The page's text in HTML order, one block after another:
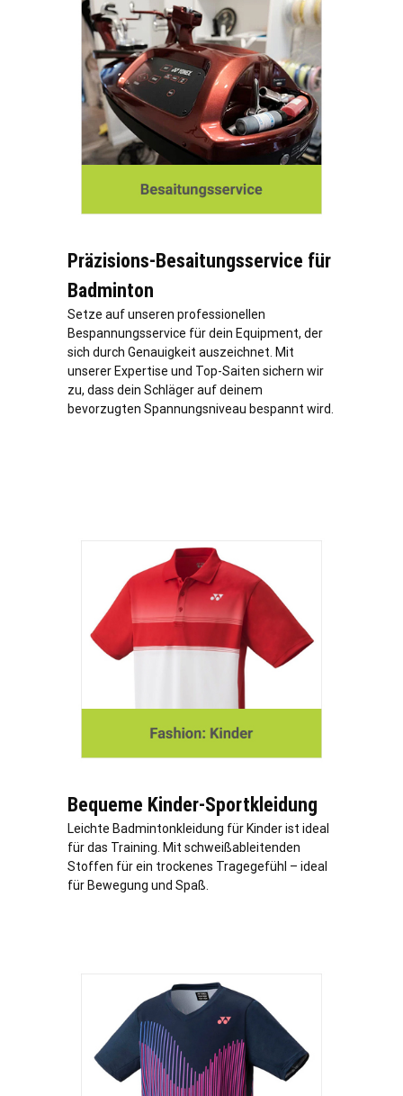
Präzisions-Besaitungsservice für
Badminton
Setze auf unseren professionellen
Bespannungsservice für dein Equipment, der
sich durch Genauigkeit auszeichnet. Mit
unserer Expertise und Top-Saiten sichern wir
zu, dass dein Schläger auf deinem
bevorzugten Spannungsniveau bespannt wird.
Bequeme Kinder-Sportkleidung
Leichte Badmintonkleidung für Kinder ist ideal
für das Training. Mit schweißableitenden
Stoffen für ein trockenes Tragegefühl – ideal
für Bewegung und Spaß.